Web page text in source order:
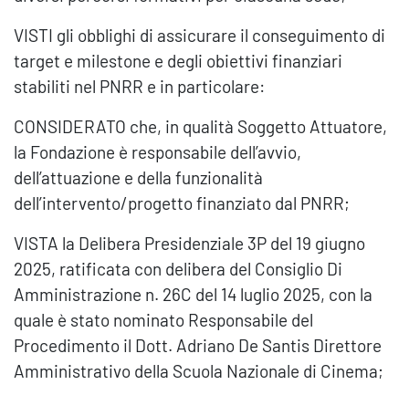
VISTI gli obblighi di assicurare il conseguimento di
target e milestone e degli obiettivi finanziari
stabiliti nel PNRR e in particolare:
CONSIDERATO che, in qualità Soggetto Attuatore,
la Fondazione è responsabile dell’avvio,
dell’attuazione e della funzionalità
dell’intervento/progetto finanziato dal PNRR;
VISTA la Delibera Presidenziale 3P del 19 giugno
2025, ratificata con delibera del Consiglio Di
Amministrazione n. 26C del 14 luglio 2025, con la
quale è stato nominato Responsabile del
Procedimento il Dott. Adriano De Santis Direttore
Amministrativo della Scuola Nazionale di Cinema;